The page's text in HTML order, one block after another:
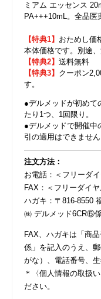
ミアム エッセンス
PA+++10mL。全品医
【特典1】 おためし価
本体価格です。別途
【特典2】 送料無料
【特典3】 クーポン
す。
●デルメッドが初めて
たり1つ、1回限り。
●デルメッドで開催中
引の適用はできません
注文方法：
お電話：＜フリーダ
FAX：＜フリーダイ
ハガキ：〒816-8550
㈱ デルメッド6CR⑥
FAX、ハガキは「商
係」を記入のうえ、
がな）、電話番号、
＊〈個人情報の取扱
ださい。